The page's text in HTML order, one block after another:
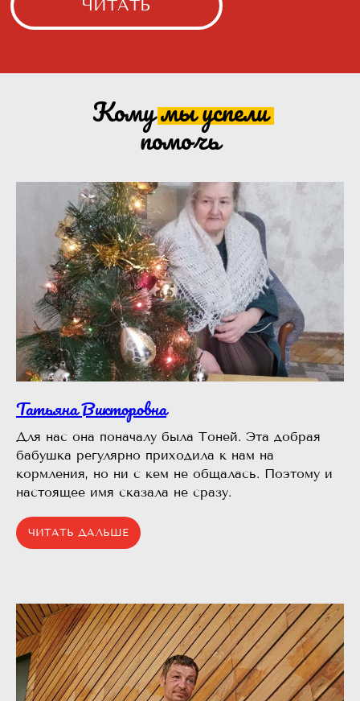
Кому мыуспели
помочь
Татьяна Викторовна
Для нас она поначалу была Тоней. Эта добрая
бабушка регулярно приходила к нам на
кормления, но ни с кем не общалась. Поэтому и
настоящее имя сказала не сразу.
ЧИТАТЬ ДАЛЬШЕ